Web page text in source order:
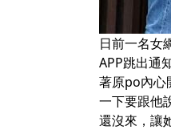
日前一名女
APP跳出通
著原po內心
一下要跟他
還沒來，讓